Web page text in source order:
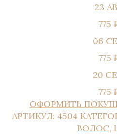
23
775
06
775
20
775
ОФОРМИТЬ
АРТИКУЛ: 4504
ВОЛОС,